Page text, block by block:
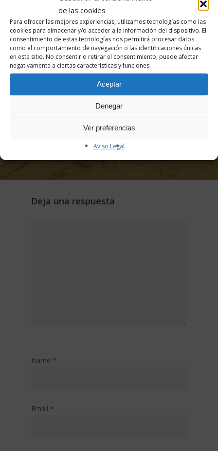
de las cookies
Para ofrecer las mejores experiencias, utilizamos tecnologías como las
cookies para almacenar y/o acceder a la información del dispositivo. El
consentimiento de estas tecnologías nos permitirá procesar datos
como el comportamiento de navegación o las identificaciones únicas
en este sitio. No consentir o retirar el consentimiento, puede afectar
negativamente a ciertas características y funciones.
Aceptar
Denegar
Ver preferencias
Aviso Legal
de investigación TULE
Siguiente Entrada
Ud.DIT-IETcc/CSIC
Deja una respuesta
Name *
Email *